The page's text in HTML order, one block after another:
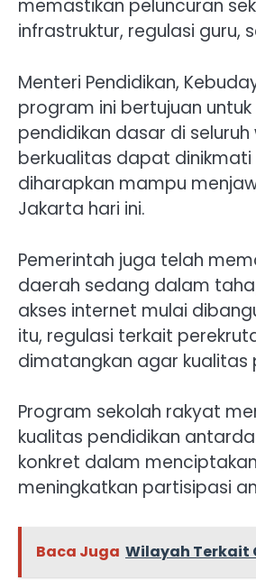
memastikan peluncuran
infrastruktur, regulasi guru,
Menteri Pendidikan,
program ini bertujuan
pendidikan dasar di
berkualitas dapat dinikmati
diharapkan mampu
Jakarta hari ini.
Pemerintah juga telah
daerah sedang dalam
akses internet mulai
itu, regulasi terkait
dimatangkan agar kualitas
Program sekolah rakyat
kualitas pendidikan
konkret dalam
meningkatkan partisipasi
Baca Juga Wilayah Terkait